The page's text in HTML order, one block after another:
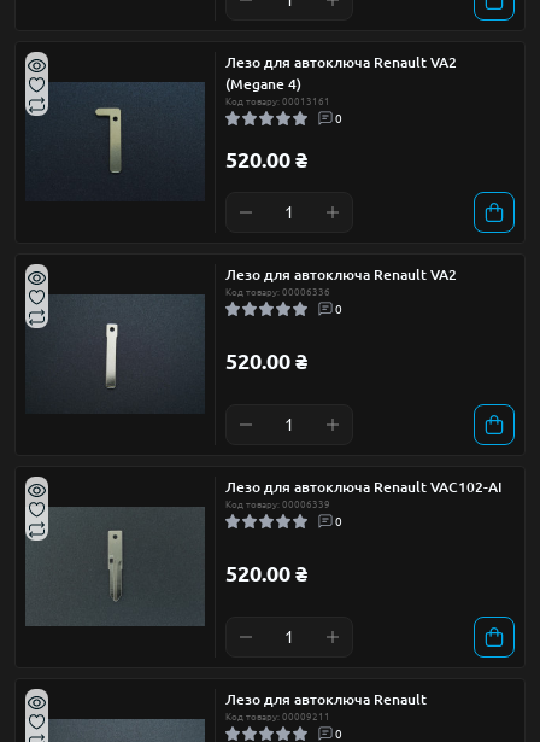
Лезо для автоключа Renault VA2
(Megane 4)
Код товару: 00013161
0
520.00 ₴
Лезо для автоключа Renault VA2
Код товару: 00006336
0
520.00 ₴
Лезо для автоключа Renault VAC102-AI
Код товару: 00006339
0
520.00 ₴
Лезо для автоключа Renault
Код товару: 00009211
0